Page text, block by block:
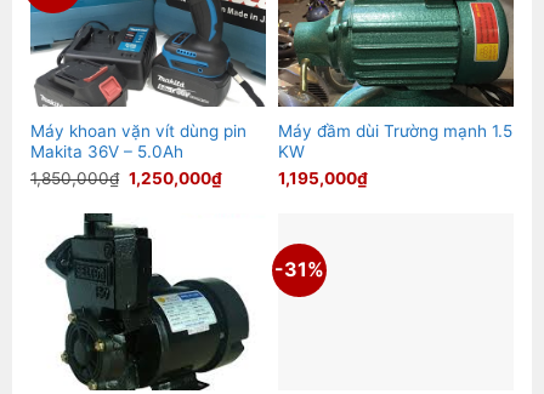
Máy khoan vặn vít dùng pin
Makita 36V – 5.0Ah
1,850,000₫ Giá
gốc
1,850,000₫.
1,250,000₫Giá
1,250,000₫.
Máy đầm dùi Trường mạnh 1.5
KW
1,195,000₫
-31%